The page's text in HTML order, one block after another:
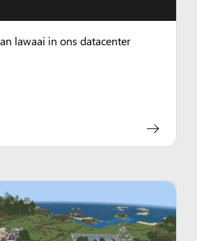
lawaai in ons datacenter